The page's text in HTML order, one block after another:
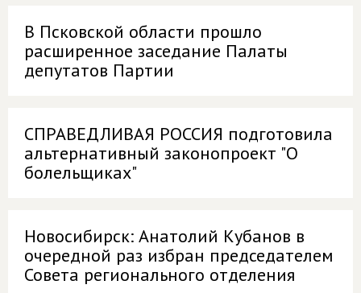
В Псковской области прошло
расширенное заседание Палаты
депутатов Партии
СПРАВЕДЛИВАЯ РОССИЯ подготовила
альтернативный законопроект "О
болельщиках"
Новосибирск: Анатолий Кубанов в
очередной раз избран председателем
Совета регионального отделения